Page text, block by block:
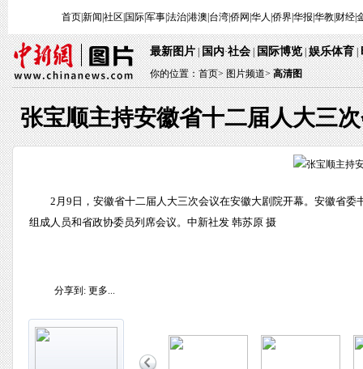
首页|新闻 社区 国际|军事|法治|港澳 台湾|侨网 华人 侨界|华报 华教| 财经|
最新图片|国内·社会|国际博览|娱乐体育|
你的位置：首页>图片频道> 高清图
张宝顺主持安徽省十二届人大三
2月9日，安徽省十二届人大三次会议在安徽大剧院开幕。安徽省
组成人员和省政协委员列席会议。中新社发 韩苏原 摄
分享到: 更多...